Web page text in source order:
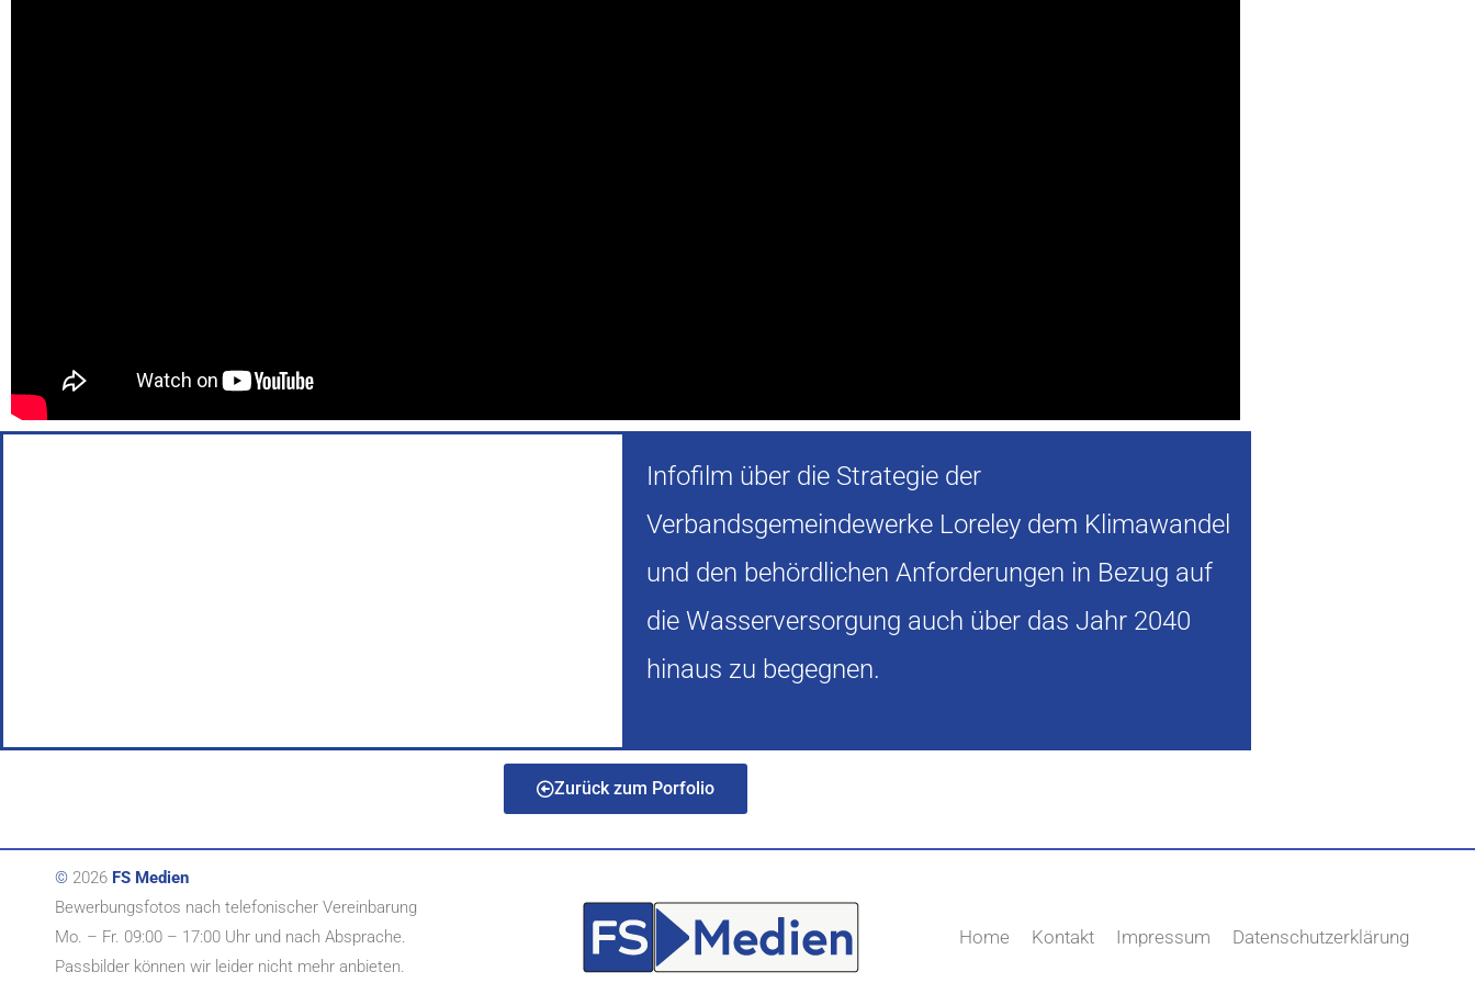
Infofilm über die Strategie der
Verbandsgemeindewerke Loreley dem Klimawandel
und den behördlichen Anforderungen in Bezug auf
die Wasserversorgung auch über das Jahr 2040
hinaus zu begegnen.
Zurück zum Porfolio
© 2026 FS Medien
Bewerbungsfotos nach telefonischer Vereinbarung
Mo. – Fr. 09:00 – 17:00 Uhr und nach Absprache.
Passbilder können wir leider nicht mehr anbieten.
Home Kontakt Impressum Datenschutzerklärung